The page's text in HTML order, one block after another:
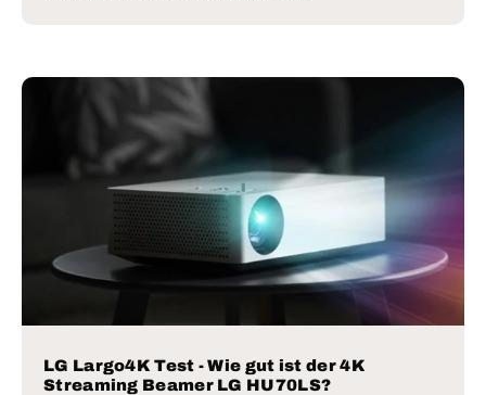
LG Largo4K Test - Wie gut ist der 4K
Streaming Beamer LG HU70LS?